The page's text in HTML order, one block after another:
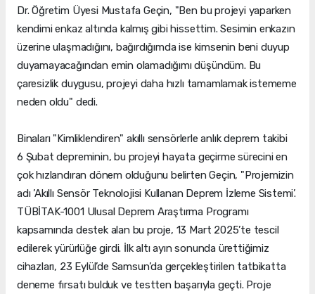
Dr. Öğretim Üyesi Mustafa Geçin, "Ben bu projeyi yaparken
kendimi enkaz altında kalmış gibi hissettim. Sesimin enkazın
üzerine ulaşmadığını, bağırdığımda ise kimsenin beni duyup
duyamayacağından emin olamadığımı düşündüm. Bu
çaresizlik duygusu, projeyi daha hızlı tamamlamak istememe
neden oldu" dedi.
Binaları "Kimliklendiren" akıllı sensörlerle anlık deprem takibi
6 Şubat depreminin, bu projeyi hayata geçirme sürecini en
çok hızlandıran dönem olduğunu belirten Geçin, "Projemizin
adı ’Akıllı Sensör Teknolojisi Kullanan Deprem İzleme Sistemi’.
TÜBİTAK-1001 Ulusal Deprem Araştırma Programı
kapsamında destek alan bu proje, 13 Mart 2025’te tescil
edilerek yürürlüğe girdi. İlk altı ayın sonunda ürettiğimiz
cihazları, 23 Eylül’de Samsun’da gerçekleştirilen tatbikatta
deneme fırsatı bulduk ve testten başarıyla geçti. Proje